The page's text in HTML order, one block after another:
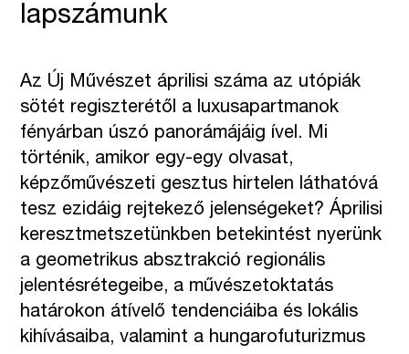
lapszámunk
Az Új Művészet áprilisi száma az utópiák
sötét regiszterétől a luxusapartmanok
fényárban úszó panorámájáig ível. Mi
történik, amikor egy-egy olvasat,
képzőművészeti gesztus hirtelen láthatóvá
tesz ezidáig rejtekező jelenségeket? Áprilisi
keresztmetszetünkben betekintést nyerünk
a geometrikus absztrakció regionális
jelentésrétegeibe, a művészetoktatás
határokon átívelő tendenciáiba és lokális
kihívásaiba, valamint a hungarofuturizmus